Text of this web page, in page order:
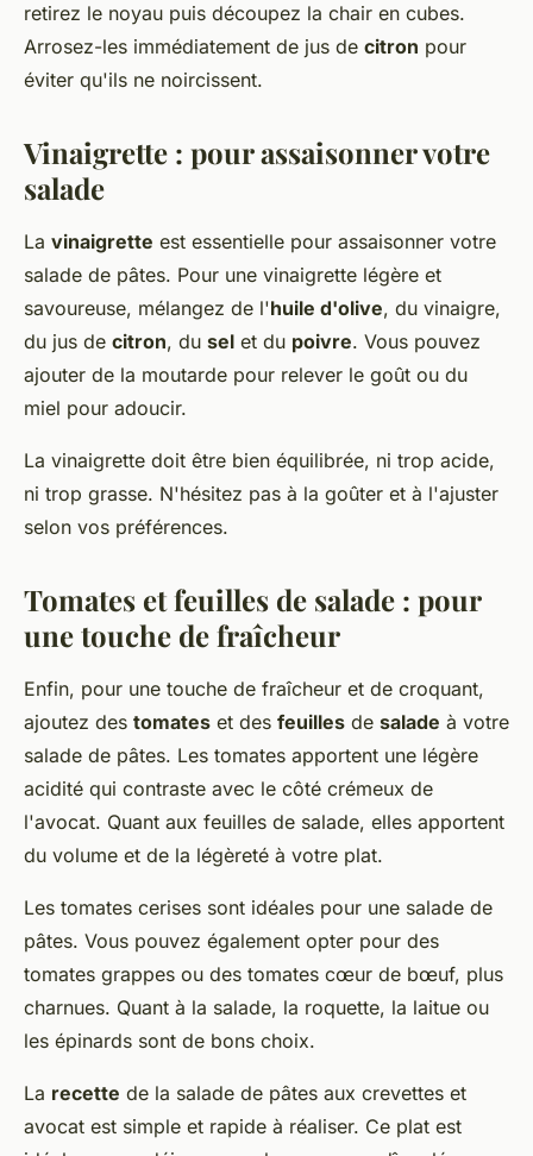
retirez le noyau puis découpez la chair en cubes.
Arrosez-les immédiatement de jus de citron pour
éviter qu'ils ne noircissent.
Vinaigrette : pour assaisonner votre
salade
La vinaigrette est essentielle pour assaisonner votre
salade de pâtes. Pour une vinaigrette légère et
savoureuse, mélangez de l'huile d'olive, du vinaigre,
du jus de citron, du sel et du poivre. Vous pouvez
ajouter de la moutarde pour relever le goût ou du
miel pour adoucir.
La vinaigrette doit être bien équilibrée, ni trop acide,
ni trop grasse. N'hésitez pas à la goûter et à l'ajuster
selon vos préférences.
Tomates et feuilles de salade : pour
une touche de fraîcheur
Enfin, pour une touche de fraîcheur et de croquant,
ajoutez des tomates et des feuilles de salade à votre
salade de pâtes. Les tomates apportent une légère
acidité qui contraste avec le côté crémeux de
l'avocat. Quant aux feuilles de salade, elles apportent
du volume et de la légèreté à votre plat.
Les tomates cerises sont idéales pour une salade de
pâtes. Vous pouvez également opter pour des
tomates grappes ou des tomates cœur de bœuf, plus
charnues. Quant à la salade, la roquette, la laitue ou
les épinards sont de bons choix.
La recette de la salade de pâtes aux crevettes et
avocat est simple et rapide à réaliser. Ce plat est